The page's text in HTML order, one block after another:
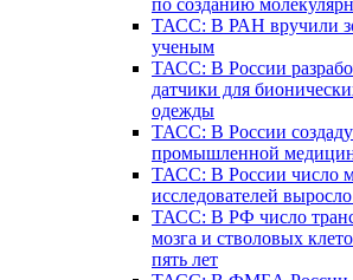
по созданию
ТАСС: В РАН вручили
ученым
ТАСС: В России
датчики для
одежды
ТАСС: В России
промышленной
ТАСС: В России число
исследователей
ТАСС: В РФ число
мозга и стволовых
пять лет